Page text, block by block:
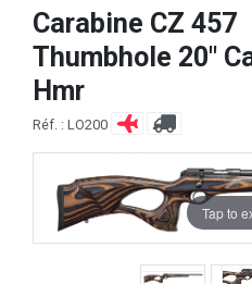
Carabine CZ 457
Thumbhole 20"
Hmr
Réf. : LO200
Tap to